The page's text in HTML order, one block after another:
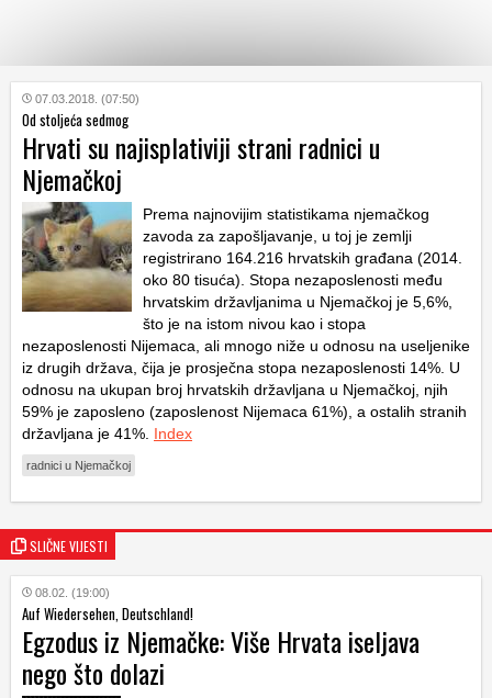
KATEGORIJE
HRVATSKI
WEB
07.03.2018. (07:50)
Od stoljeća sedmog
Hrvati su najisplativiji strani radnici u
Njemačkoj
Prema najnovijim statistikama njemačkog
zavoda za zapošljavanje, u toj je zemlji
registrirano 164.216 hrvatskih građana (2014.
oko 80 tisuća). Stopa nezaposlenosti među
hrvatskim državljanima u Njemačkoj je 5,6%,
što je na istom nivou kao i stopa
nezaposlenosti Nijemaca, ali mnogo niže u odnosu na useljenike
iz drugih država, čija je prosječna stopa nezaposlenosti 14%. U
odnosu na ukupan broj hrvatskih državljana u Njemačkoj, njih
59% je zaposleno (zaposlenost Nijemaca 61%), a ostalih stranih
državljana je 41%. Index
radnici u Njemačkoj
SLIČNE VIJESTI
08.02. (19:00)
Auf Wiedersehen, Deutschland!
Egzodus iz Njemačke: Više Hrvata iseljava
nego što dolazi